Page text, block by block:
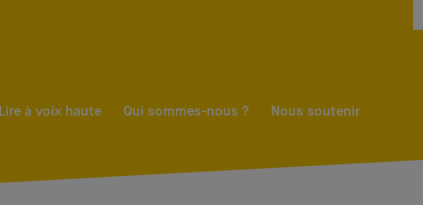
Lire à voix haute Qui sommes-nous ? Nous soutenir